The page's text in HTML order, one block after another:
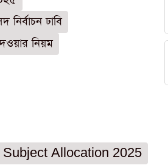
ঢাবি
নিয়ম
Allocation 2025